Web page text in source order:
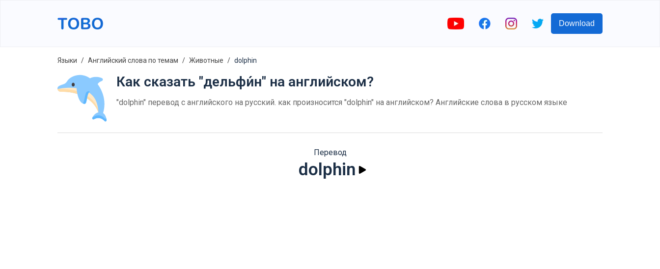
Download
Языки Английский слова по темам Животные dolphin
Как сказать "дельфи́н" на английском?
"dolphin" перевод с английского на русский. как произносится "dolphin" на английском? Английские слова в русском языке
Перевод
dolphin